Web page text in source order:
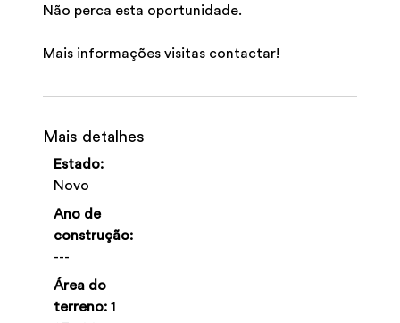
Não perca esta oportunidade.
Mais informações visitas contactar!
Mais detalhes
Estado:
Novo
Ano de
construção:
---
Área do
terreno: 1